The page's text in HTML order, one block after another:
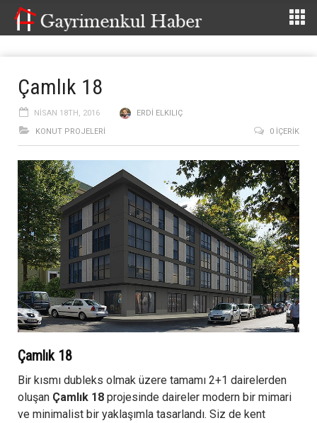
Çamlık 18
NISAN 18TH, 2016
ERDI ELKILIÇ
KONUT PROJELERI
0 İÇERIK
Çamlık 18
Bir kısmı dubleks olmak üzere tamamı 2+1 dairelerden
oluşan Çamlık 18 projesinde daireler modern bir mimari
ve minimalist bir yaklaşımla tasarlandı. Siz de kent